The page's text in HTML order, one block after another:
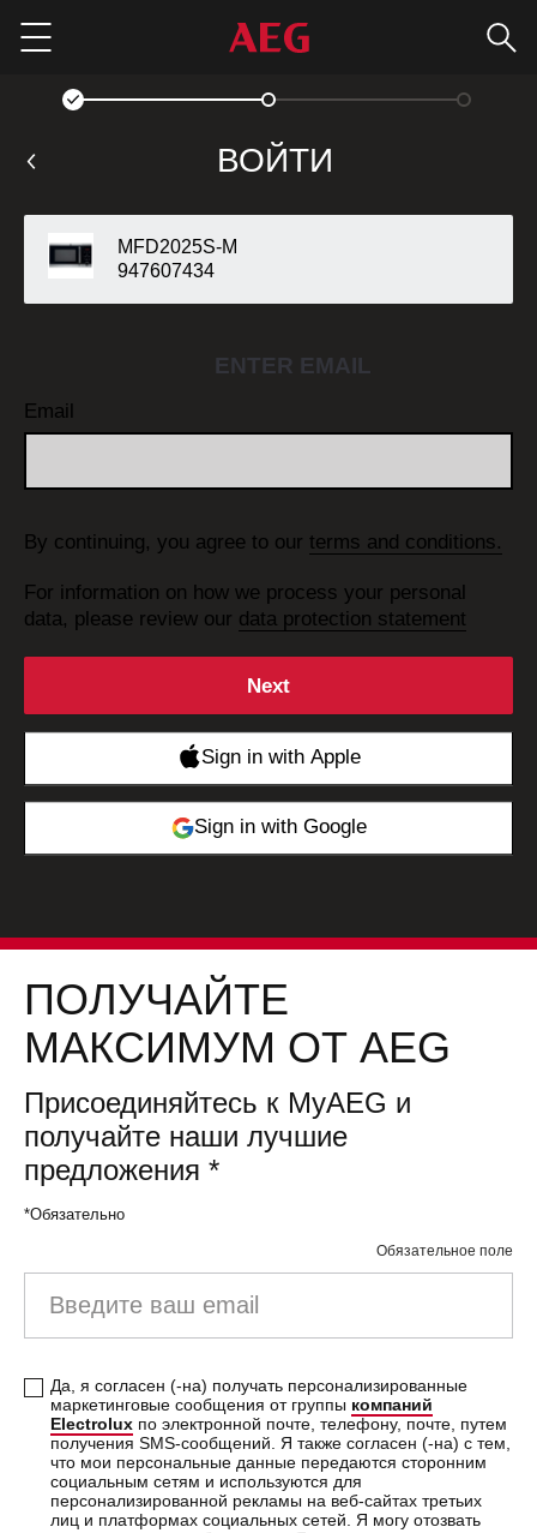
Menu
ВОЙТИ
MFD2025S-M
947607434
ENTER EMAIL
Email
By continuing, you agree to our terms and conditions.
For information on how we process your personal
data, please review our data protection statement
ПОЛУЧАЙТЕ
МАКСИМУМ ОТ AEG
Присоединяйтесь к MyAEG и
получайте наши лучшие
предложения *
*Обязательно
Обязательное поле
Да, я согласен (-на) получать персонализированные
маркетинговые сообщения от группы компаний
Electrolux по электронной почте, телефону, почте, путем
получения SMS-сообщений. Я также согласен (-на) с тем,
что мои персональные данные передаются сторонним
социальным сетям и используются для
персонализированной рекламы на веб-сайтах третьих
лиц и платформах социальных сетей. Я могу отозвать